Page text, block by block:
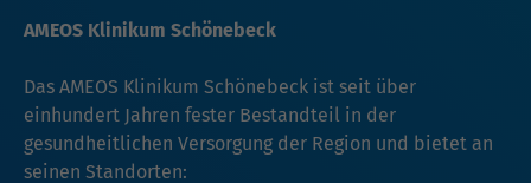
AMEOS Klinikum Schönebeck
Das AMEOS Klinikum Schönebeck ist seit über
einhundert Jahren fester Bestandteil in der
gesundheitlichen Versorgung der Region und bietet an
seinen Standorten: